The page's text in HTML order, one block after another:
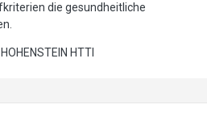
die gesundheitliche
HTTI